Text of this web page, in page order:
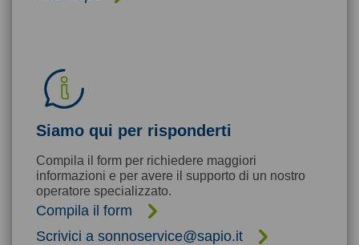
Siamo qui per risponderti
Compila il form per richiedere maggiori
informazioni e per avere il supporto di un nostro
operatore specializzato.
Compila il form
Scrivici a sonnoservice@sapio.it